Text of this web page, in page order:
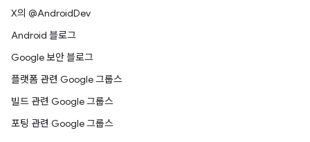
X의 @AndroidDev
Android 블로그
Google 보안 블로그
플랫폼 관련 Google 그룹스
빌드 관련 Google 그룹스
포팅 관련 Google 그룹스